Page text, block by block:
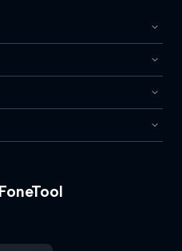
FoneTool